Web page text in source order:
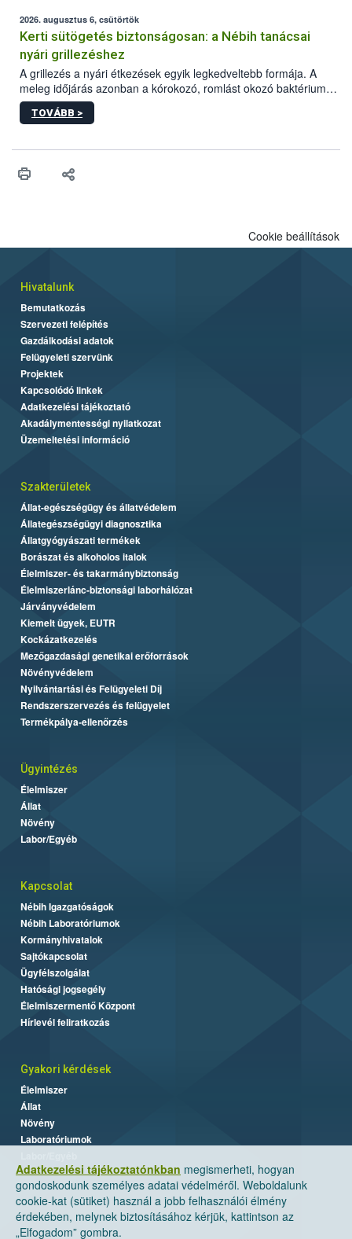
érésű szőlőkben is legyen lehetőség a károsító elleni további
védekezésre. Az Oroganic készítmény kis kiszerelésben kiskerti
felhasználók számára is elérhető és ökológiai termesztésben is
engedélyezett.
2026. augusztus 6, csütörtök
Kerti sütögetés biztonságosan: a Nébih tanácsai
nyári grillezéshez
A grillezés a nyári étkezések egyik legkedveltebb formája. A
meleg időjárás azonban a kórokozó, romlást okozó baktériumok
gyorsabb szaporodásának is kedvez. A szabadtéri sütögetés
ezért nem csupán a megfelelő sütési technikáról szól: legalább
higiéniai szabályok betartása, a megfelelő hőkezelés, valamint a
biztonsági Hivatal (Nébih) Oktatási Programja összegyűjtötte a
TOVÁBB >
Adatkezelési tájékoztatónkban megismerheti, hogyan
gondoskodunk személyes adatai védelméről. Weboldalunk
cookie-kat (sütiket) használ a jobb felhasználói élmény
érdekében, melynek biztosításához kérjük, kattintson az
„Elfogadom” gombra.
Cookie beállítások
Hivatalunk
Bemutatkozás
Szervezeti felépítés
Gazdálkodási adatok
Felügyeleti szervünk
Projektek
Kapcsolódó linkek
Adatkezelési tájékoztató
Akadálymentességi nyilatkozat
Üzemeltetési információ
Szakterületek
Állat-egészségügy és állatvédelem
Állategészségügyi diagnosztika
Állatgyógyászati termékek
Borászat és alkoholos italok
Élelmiszer- és takarmánybiztonság
Élelmiszerlánc-biztonsági laborhálózat
Járványvédelem
Kiemelt ügyek, EUTR
Kockázatkezelés
Mezőgazdasági genetikai erőforrások
Növényvédelem
Nyilvántartási és Felügyeleti Díj
Rendszerszervezés és felügyelet
Termékpálya-ellenőrzés
Ügyintézés
Élelmiszer
Állat
Növény
Labor/Egyéb
Kapcsolat
Nébih Igazgatóságok
Nébih Laboratóriumok
Kormányhivatalok
Sajtókapcsolat
Ügyfélszolgálat
Hatósági jogsegély
Élelmiszermentő Központ
Hírlevél feliratkozás
Gyakori kérdések
Élelmiszer
Állat
Növény
Laboratóriumok